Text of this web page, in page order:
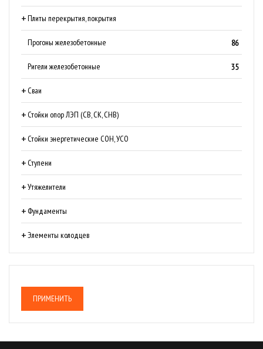
Плиты перекрытия, покрытия
Прогоны железобетонные 86
Ригели железобетонные 35
Сваи
Стойки опор ЛЭП (СВ, СК, СНВ)
Стойки энергетические СОН, УСО
Ступени
Утяжелители
Фундаменты
Элементы колодцев
ПРИМЕНИТЬ